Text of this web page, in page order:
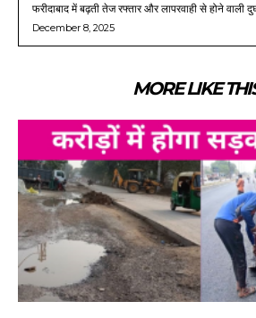
फरीदाबाद में बढ़ती तेज रफ्तार और लापरवाही से होने वाली
December 8, 2025
MORE LIKE